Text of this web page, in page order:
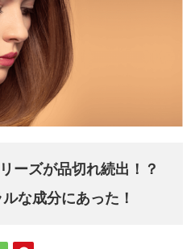
ーズが品切れ続出！？
な成分にあった！